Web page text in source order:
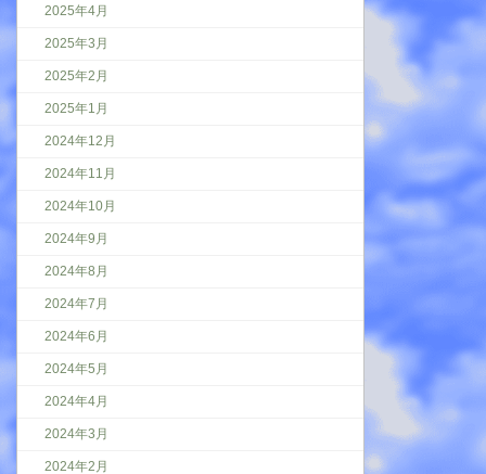
2025年4月
2025年3月
2025年2月
2025年1月
2024年12月
2024年11月
2024年10月
2024年9月
2024年8月
2024年7月
2024年6月
2024年5月
2024年4月
2024年3月
2024年2月